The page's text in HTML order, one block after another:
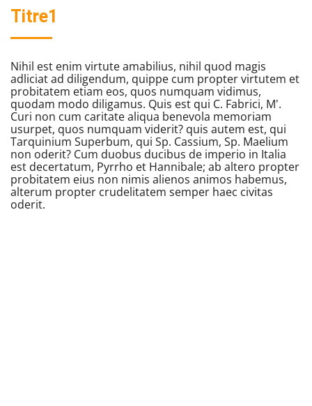
Titre1
Nihil est enim virtute amabilius, nihil quod magis
adliciat ad diligendum, quippe cum propter virtutem et
probitatem etiam eos, quos numquam vidimus,
quodam modo diligamus. Quis est qui C. Fabrici, M'.
Curi non cum caritate aliqua benevola memoriam
usurpet, quos numquam viderit? quis autem est, qui
Tarquinium Superbum, qui Sp. Cassium, Sp. Maelium
non oderit? Cum duobus ducibus de imperio in Italia
est decertatum, Pyrrho et Hannibale; ab altero propter
probitatem eius non nimis alienos animos habemus,
alterum propter crudelitatem semper haec civitas
oderit.